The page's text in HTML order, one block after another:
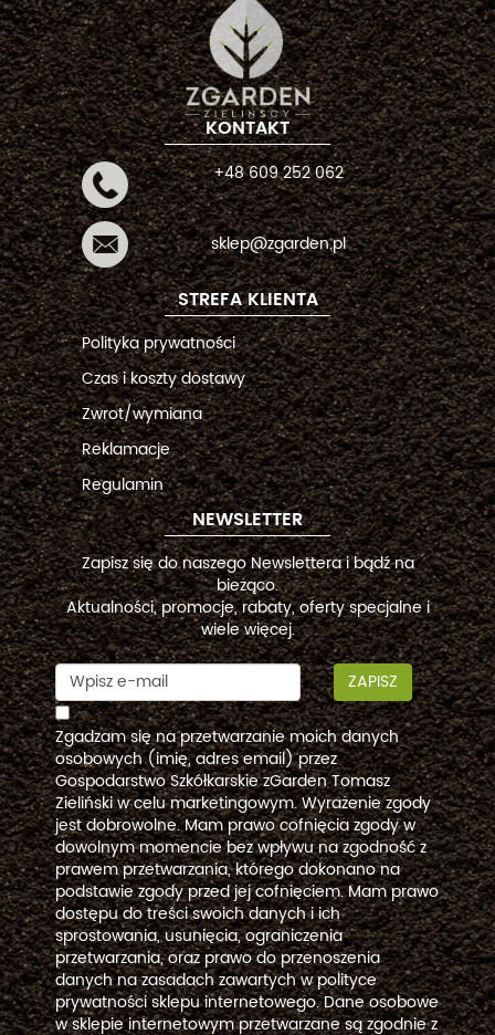
KONTAKT
+48 609 252 062
sklep@zgarden.pl
STREFA KLIENTA
Polityka prywatności
Czas i koszty dostawy
Zwrot/wymiana
Reklamacje
Regulamin
NEWSLETTER
Zapisz się do naszego Newslettera i bądź na
bieżąco.
Aktualności, promocje, rabaty, oferty specjalne i
wiele więcej.
ZAPISZ
Zgadzam się na przetwarzanie moich danych
osobowych (imię, adres email) przez
Gospodarstwo Szkółkarskie zGarden Tomasz
Zieliński w celu marketingowym. Wyrażenie zgody
jest dobrowolne. Mam prawo cofnięcia zgody w
dowolnym momencie bez wpływu na zgodność z
prawem przetwarzania, którego dokonano na
podstawie zgody przed jej cofnięciem. Mam prawo
dostępu do treści swoich danych i ich
sprostowania, usunięcia, ograniczenia
przetwarzania, oraz prawo do przenoszenia
danych na zasadach zawartych w polityce
prywatności sklepu internetowego. Dane osobowe
w sklepie internetowym przetwarzane są zgodnie z